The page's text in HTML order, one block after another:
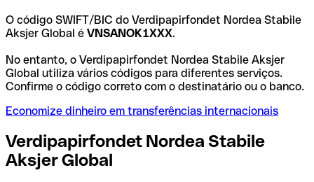
O código SWIFT/BIC do Verdipapirfondet Nordea Stabile
Aksjer Global é VNSANOK1XXX.
No entanto, o Verdipapirfondet Nordea Stabile Aksjer
Global utiliza vários códigos para diferentes serviços.
Confirme o código correto com o destinatário ou o banco.
Economize dinheiro em transferências internacionais
Verdipapirfondet Nordea Stabile
Aksjer Global